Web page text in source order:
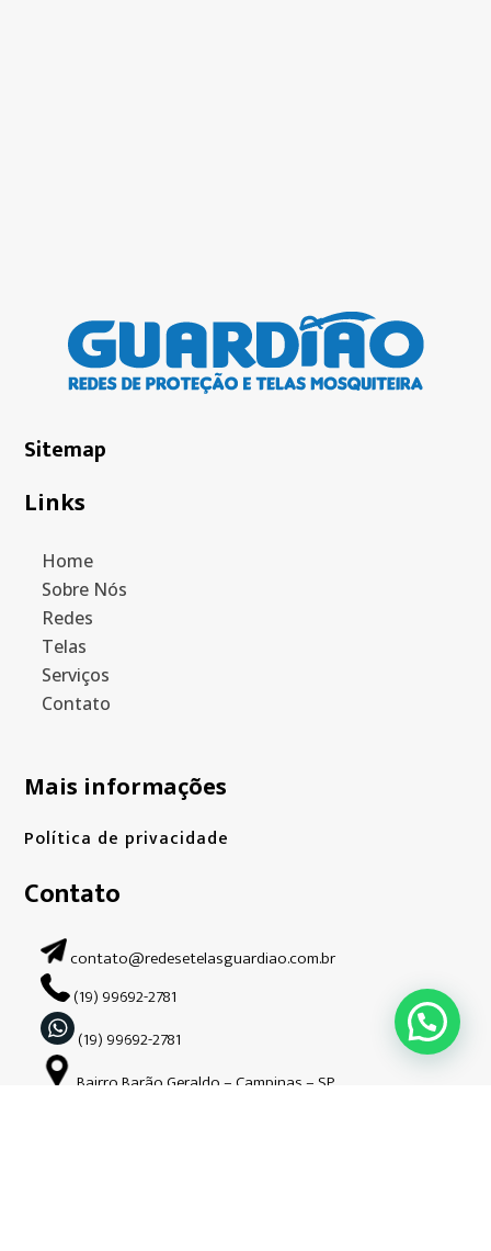
Sitemap
Links
Home
Sobre Nós
Redes
Telas
Serviços
Contato
Mais informações
Política de privacidade
Contato
contato@redesetelasguardiao.com.br
(19) 99692-2781
(19) 99692-2781
Bairro Barão Geraldo – Campinas – SP.